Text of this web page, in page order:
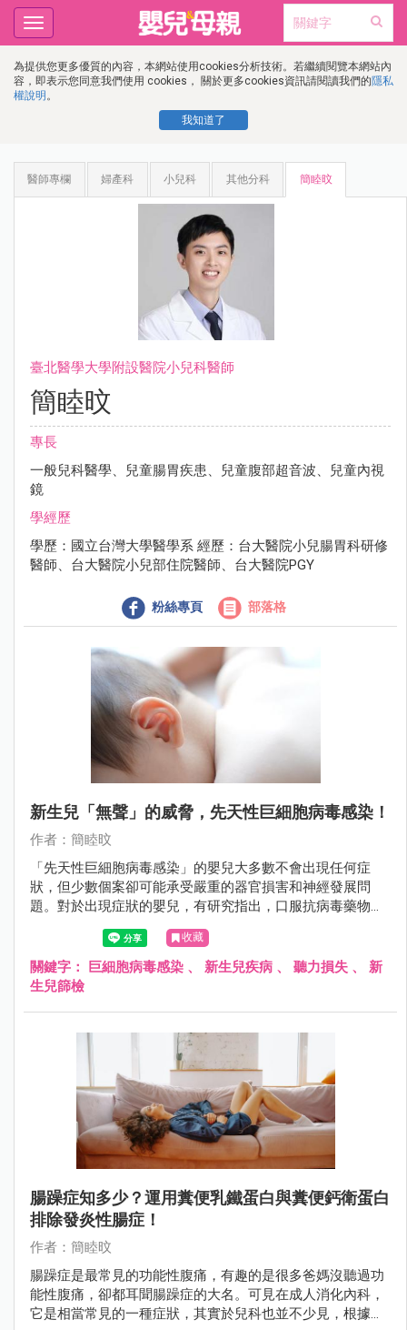
為提供您更多優質的內容，本網站使用cookies分析技術。若繼續閱覽本網站內
容，即表示您同意我們使用 cookies， 關於更多cookies資訊請閱讀我們的隱私
權說明 。
我知道了
Toggle
navigation
醫師專欄 婦產科 小兒科 其他分科 簡睦旼
臺北醫學大學附設醫院小兒科醫師
簡睦旼
專長
一般兒科醫學、兒童腸胃疾患、兒童腹部超音波、兒童內視
鏡
學經歷
學歷：國立台灣大學醫學系 經歷：台大醫院小兒腸胃科研修
醫師、台大醫院小兒部住院醫師、台大醫院PGY
粉絲專頁 部落格
新生兒「無聲」的威脅，先天性巨細胞病毒感染！
作者：簡睦旼
「先天性巨細胞病毒感染」的嬰兒大多數不會出現任何症
狀，但少數個案卻可能承受嚴重的器官損害和神經發展問
題。對於出現症狀的嬰兒，有研究指出，口服抗病毒藥物有
望改善其神經學發展，特別是降低聽力喪失的風險。
收藏
關鍵字： 巨細胞病毒感染 、 新生兒疾病 、 聽力損失 、 新
生兒篩檢
腸躁症知多少？運用糞便乳鐵蛋白與糞便鈣衛蛋白
排除發炎性腸症！
作者：簡睦旼
腸躁症是最常見的功能性腹痛，有趣的是很多爸媽沒聽過功
能性腹痛，卻都耳聞腸躁症的大名。可見在成人消化內科，
它是相當常見的一種症狀，其實於兒科也並不少見，根據統